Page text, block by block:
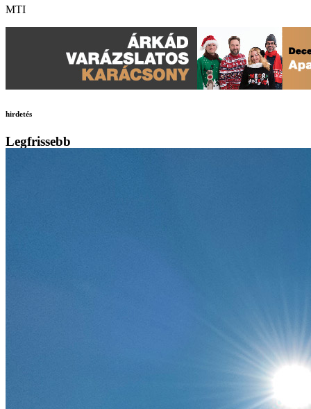
MTI
hirdetés
Legfrissebb